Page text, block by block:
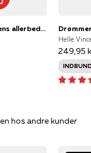
Astrid Lindgrens allerbedste historier
Helle
249,95
hos andre kunder